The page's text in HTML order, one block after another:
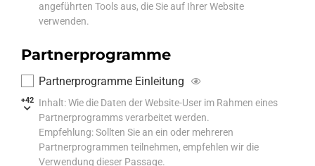
angeführten Tools aus, die Sie auf Ihrer Website
verwenden.
Partnerprogramme
+42
Partnerprogramme Einleitung
Inhalt: Wie die Daten der Website-User im Rahmen eines
Partnerprogramms verarbeitet werden.
Empfehlung: Sollten Sie an ein oder mehreren
Partnerprogrammen teilnehmen, empfehlen wir die
Verwendung dieser Passage.